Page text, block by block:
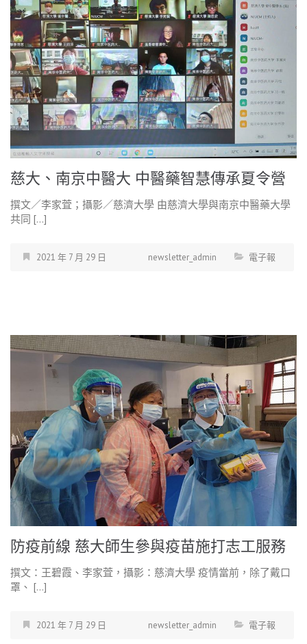
慈大、南京中醫大 中醫藥智慧傳承夏令營
撰文／李家萓；攝影／慈濟大學 由慈濟大學與南京中醫藥大學
共同 […]
2021 年 7 月 29 日 newsletter_admin 電子報
防疫前線 慈大師生參與疫苗施打志工服務
撰文：王碧霞、李家萓，攝影：慈濟大學 疫情當前，除了戴口
罩、 […]
2021 年 7 月 29 日 newsletter_admin 電子報